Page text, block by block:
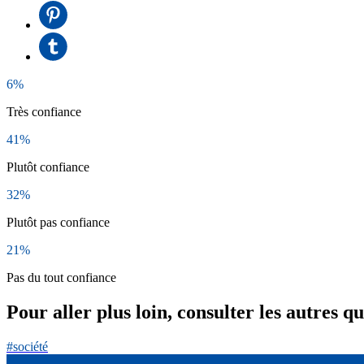
6%
Très confiance
41%
Plutôt confiance
32%
Plutôt pas confiance
21%
Pas du tout confiance
Pour aller plus loin, consulter les autres
#société